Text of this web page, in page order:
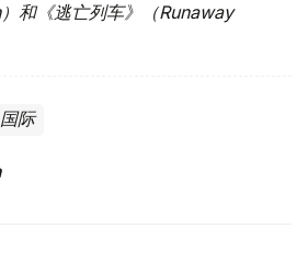
和《逃亡列车》（Runaway
国际